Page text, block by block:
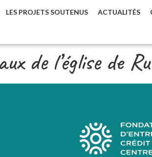
LES PROJETS SOUTENUS ACTUALITÉS
de l’église de